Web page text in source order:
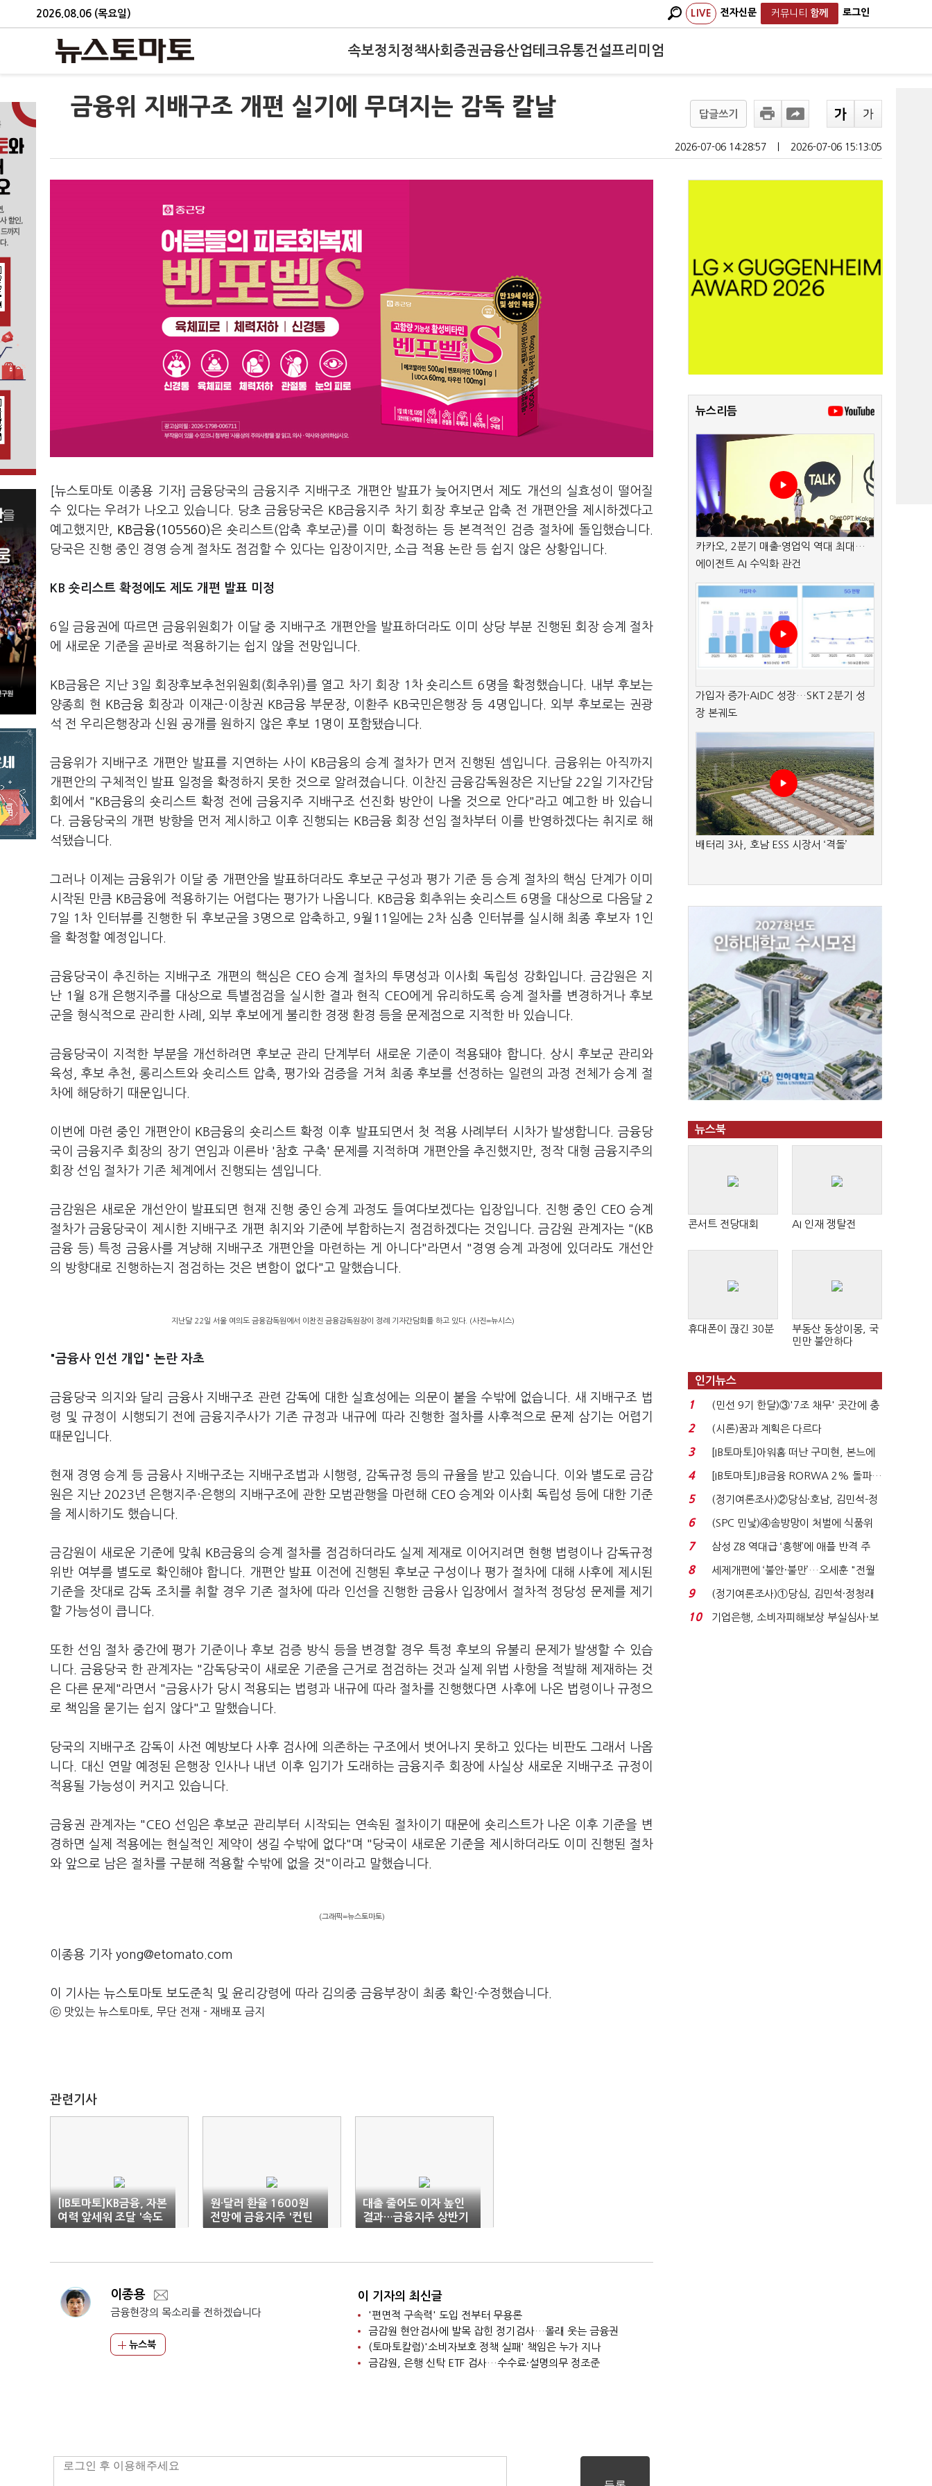
2026.08.06 (목요일) LIVE 전자신문 커뮤니티 함께 로그인
속보정치 정책사회 증권금융산업테크유통건설프리미엄
금융위 지배구조 개편 실기에 무뎌지는 감독 칼날 답글쓰기
2026-07-06 14:28:57 2026-07-06 15:13:05
[뉴스토마토 이종용 기자] 금융당국의 금융지주 지배구조 개편안 발표가 늦어지면서 제도 개선의 실효성이 떨어질
수 있다는 우려가 나오고 있습니다. 당초 금융당국은 KB금융지주 차기 회장 후보군 압축 전 개편안을 제시하겠다고
예고했지만,
KB금융(105560)은 숏리스트(압축 후보군)를 이미 확정하는 등 본격적인 검증 절차에 돌입했습니다.
당국은 진행 중인 경영 승계 절차도 점검할 수 있다는 입장이지만, 소급 적용 논란 등 쉽지 않은 상황입니다.
KB 숏리스트 확정에도 제도 개편 발표 미정
6일 금융권에 따르면 금융위원회가 이달 중 지배구조 개편안을 발표하더라도 이미 상당 부분 진행된 회장 승계 절차
에 새로운 기준을 곧바로 적용하기는 쉽지 않을 전망입니다.
KB금융은 지난 3일 회장후보추천위원회(회추위)를 열고 차기 회장 1차 숏리스트 6명을 확정했습니다. 내부 후보는
양종희 현 KB금융 회장과 이재근·이창권 KB금융 부문장, 이환주 KB국민은행장 등 4명입니다. 외부 후보로는 권광
석 전 우리은행장과 신원 공개를 원하지 않은 후보 1명이 포함됐습니다.
금융위가 지배구조 개편안 발표를 지연하는 사이 KB금융의 승계 절차가 먼저 진행된 셈입니다. 금융위는 아직까지
개편안의 구체적인 발표 일정을 확정하지 못한 것으로 알려졌습니다. 이찬진 금융감독원장은 지난달 22일 기자간담
회에서 "KB금융의 숏리스트 확정 전에 금융지주 지배구조 선진화 방안이 나올 것으로 안다"라고 예고한 바 있습니
다. 금융당국의 개편 방향을 먼저 제시하고 이후 진행되는 KB금융 회장 선임 절차부터 이를 반영하겠다는 취지로 해
석됐습니다.
그러나 이제는 금융위가 이달 중 개편안을 발표하더라도 후보군 구성과 평가 기준 등 승계 절차의 핵심 단계가 이미
시작된 만큼 KB금융에 적용하기는 어렵다는 평가가 나옵니다. KB금융 회추위는 숏리스트 6명을 대상으로 다음달 2
7일 1차 인터뷰를 진행한 뒤 후보군을 3명으로 압축하고, 9월11일에는 2차 심층 인터뷰를 실시해 최종 후보자 1인
을 확정할 예정입니다.
금융당국이 추진하는 지배구조 개편의 핵심은 CEO 승계 절차의 투명성과 이사회 독립성 강화입니다. 금감원은 지
난 1월 8개 은행지주를 대상으로 특별점검을 실시한 결과 현직 CEO에게 유리하도록 승계 절차를 변경하거나 후보
군을 형식적으로 관리한 사례, 외부 후보에게 불리한 경쟁 환경 등을 문제점으로 지적한 바 있습니다.
금융당국이 지적한 부분을 개선하려면 후보군 관리 단계부터 새로운 기준이 적용돼야 합니다. 상시 후보군 관리와
육성, 후보 추천, 롱리스트와 숏리스트 압축, 평가와 검증을 거쳐 최종 후보를 선정하는 일련의 과정 전체가 승계 절
차에 해당하기 때문입니다.
이번에 마련 중인 개편안이 KB금융의 숏리스트 확정 이후 발표되면서 첫 적용 사례부터 시차가 발생합니다. 금융당
국이 금융지주 회장의 장기 연임과 이른바 '참호 구축' 문제를 지적하며 개편안을 추진했지만, 정작 대형 금융지주의
회장 선임 절차가 기존 체계에서 진행되는 셈입니다.
금감원은 새로운 개선안이 발표되면 현재 진행 중인 승계 과정도 들여다보겠다는 입장입니다. 진행 중인 CEO 승계
절차가 금융당국이 제시한 지배구조 개편 취지와 기준에 부합하는지 점검하겠다는 것입니다. 금감원 관계자는 "(KB
금융 등) 특정 금융사를 겨냥해 지배구조 개편안을 마련하는 게 아니다"라면서 "경영 승계 과정에 있더라도 개선안
의 방향대로 진행하는지 점검하는 것은 변함이 없다"고 말했습니다.
지난달 22일 서울 여의도 금융감독원에서 이찬진 금융감독원장이 정례 기자간담회를 하고 있다. (사진=뉴시스)
"금융사 인선 개입" 논란 자초
금융당국 의지와 달리 금융사 지배구조 관련 감독에 대한 실효성에는 의문이 붙을 수밖에 없습니다. 새 지배구조 법
령 및 규정이 시행되기 전에 금융지주사가 기존 규정과 내규에 따라 진행한 절차를 사후적으로 문제 삼기는 어렵기
때문입니다.
현재 경영 승계 등 금융사 지배구조는 지배구조법과 시행령, 감독규정 등의 규율을 받고 있습니다. 이와 별도로 금감
원은 지난 2023년 은행지주·은행의 지배구조에 관한 모범관행을 마련해 CEO 승계와 이사회 독립성 등에 대한 기준
을 제시하기도 했습니다.
금감원이 새로운 기준에 맞춰 KB금융의 승계 절차를 점검하더라도 실제 제재로 이어지려면 현행 법령이나 감독규정
위반 여부를 별도로 확인해야 합니다. 개편안 발표 이전에 진행된 후보군 구성이나 평가 절차에 대해 사후에 제시된
기준을 잣대로 감독 조치를 취할 경우 기존 절차에 따라 인선을 진행한 금융사 입장에서 절차적 정당성 문제를 제기
할 가능성이 큽니다.
또한 선임 절차 중간에 평가 기준이나 후보 검증 방식 등을 변경할 경우 특정 후보의 유불리 문제가 발생할 수 있습
니다. 금융당국 한 관계자는 "감독당국이 새로운 기준을 근거로 점검하는 것과 실제 위법 사항을 적발해 제재하는 것
은 다른 문제"라면서 "금융사가 당시 적용되는 법령과 내규에 따라 절차를 진행했다면 사후에 나온 법령이나 규정으
로 책임을 묻기는 쉽지 않다"고 말했습니다.
당국의 지배구조 감독이 사전 예방보다 사후 검사에 의존하는 구조에서 벗어나지 못하고 있다는 비판도 그래서 나옵
니다. 대신 연말 예정된 은행장 인사나 내년 이후 임기가 도래하는 금융지주 회장에 사실상 새로운 지배구조 규정이
적용될 가능성이 커지고 있습니다.
금융권 관계자는 "CEO 선임은 후보군 관리부터 시작되는 연속된 절차이기 때문에 숏리스트가 나온 이후 기준을 변
경하면 실제 적용에는 현실적인 제약이 생길 수밖에 없다"며 "당국이 새로운 기준을 제시하더라도 이미 진행된 절차
와 앞으로 남은 절차를 구분해 적용할 수밖에 없을 것"이라고 말했습니다.
(그래픽=뉴스토마토)
이종용 기자 yong@etomato.com
이 기사는 뉴스토마토 보도준칙 및 윤리강령에 따라 김의중 금융부장이 최종 확인·수정했습니다.
ⓒ 맛있는 뉴스토마토, 무단 전재 - 재배포 금지
관련기사
[IB토마토]KB금융, 자본
여력 앞세워 조달 '속도
조절'
원·달러 환율 1600원
전망에 금융지주 '컨틴
전시 플랜' 가동 검토
대출 줄어도 이자 높인
결과…금융지주 상반기
최대이익 예고
이종용
금융현장의 목소리를 전하겠습니다
뉴스북
이 기자의 최신글
'편면적 구속력' 도입 전부터 무용론
금감원 현안검사에 발목 잡힌 정기검사…몰래 웃는 금융권
(토마토칼럼)'소비자보호 정책 실패' 책임은 누가 지나
금감원, 은행 신탁 ETF 검사…수수료·설명의무 정조준
뉴스리듬
카카오, 2분기 매출·영업익 역대 최대…
에이전트 AI 수익화 관건
가입자 증가·AIDC 성장…SKT 2분기 성
장 본궤도
배터리 3사, 호남 ESS 시장서 ‘격돌’
뉴스북
콘서트 전당대회 AI 인재 쟁탈전
휴대폰이 끊긴 30분
부동산 동상이몽, 국
민만 불안하다
인기뉴스
1
(민선 9기 한달)③'7조 채무' 곳간에 충
격…추미애, 20년...
2 (시론)꿈과 계획은 다르다
3
[IB토마토]아워홈 떠난 구미현, 본느에
340억 베팅…가...
4
[IB토마토]JB금융 RORWA 2% 돌파…
실적 견인은 은행 ...
5
(정기여론조사)②당심·호남, 김민석-정
청래 '초접전'...
6
(SPC 민낯)④솜방망이 처벌에 식품위
생법 위반 반복...
7
삼성 Z8 역대급 ‘흥행’에 애플 반격 주
목…9월 ‘폴...
8
세제개편에 ‘불안·불만’…오세훈 "전월
세 구하기 더 ...
9
(정기여론조사)①당심, 김민석·정청래
'초접전'…대통령 ...
10
기업은행, 소비자피해보상 부실심사·보